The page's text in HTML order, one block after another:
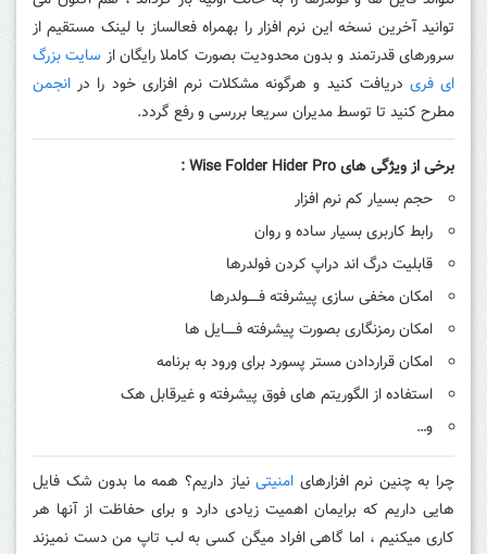
توانید آخرین نسخه این نرم افزار را بهمراه فعالساز با لینک مستقیم از
سرورهای قدرتمند و بدون محدودیت بصورت کاملا رایگان از سایت بزرگ
ای فری دریافت کنید و هرگونه مشکلات نرم افزاری خود را در انجمن
مطرح کنید تا توسط مدیران سریعا بررسی و رفع گردد.
برخی از ویژگی های Wise Folder Hider Pro :
حجم بسیار کم نرم افزار
رابط کاربری بسیار ساده و روان
قابلیت درگ اند دراپ کردن فولدرها
امکان مخفی سازی پیشرفته فـــــولدرها
امکان رمزنگاری بصورت پیشرفته فـــــایل ها
امکان قراردادن مستر پسورد برای ورود به برنامه
استفاده از الگوریتم های فوق پیشرفته و غیرقابل هک
و…
چرا به چنین نرم افزارهای امنیتینیاز داریم؟ همه ما بدون شک فایل
هایی داریم که برایمان اهمیت زیادی دارد و برای حفاظت از آنها هر
کاری میکنیم ، اما گاهی افراد میگن کسی به لب تاپ من دست نمیزند